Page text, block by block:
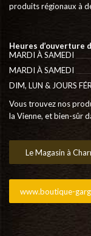
produits régionaux à
Heures d’ouverture
MARDI À SAMEDI
MARDI À SAMEDI
DIM, LUN & JOURS
Vous trouvez nos
la Vienne, et bien-sûr
Le Magasin à
www.boutique-